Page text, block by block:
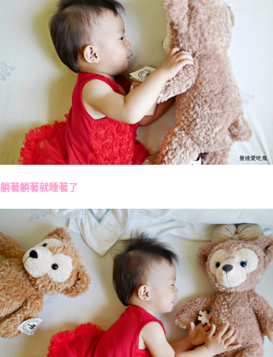
躺著躺著就睡著了